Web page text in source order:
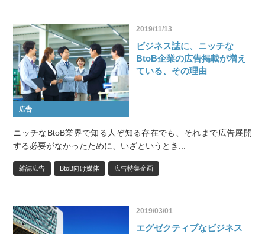
広告
2019/11/13
ビジネス誌に、ニッチな
BtoB企業の広告掲載が増え
ている、その理由
ニッチなBtoB業界で知る人ぞ知る存在でも、それまで広告展開
する必要がなかったために、いざというとき...
雑誌広告 BtoB向け媒体 広告特集企画
2019/03/01
エグゼクティブなビジネス